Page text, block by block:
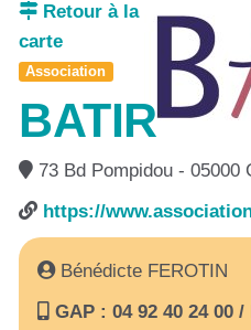
Retour à la
carte
Association
BATIR
73 Bd Pompidou - 05000
https://
Bénédicte FEROTIN
GAP : 04 92 40 24 00